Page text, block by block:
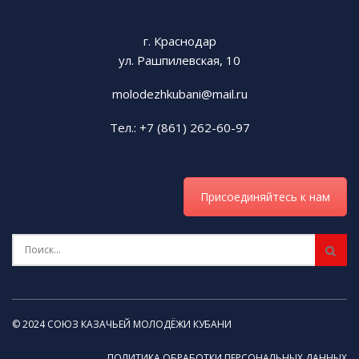
г. Краснодар
ул. Рашпилевская, 10
molodezhkubani@mail.ru
Тел.: +7 (861) 262-60-97
Присоединяйтесь к нам
© 2024 СОЮЗ КАЗАЧЬЕЙ МОЛОДЁЖИ КУБАНИ